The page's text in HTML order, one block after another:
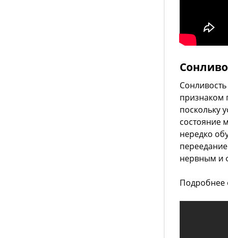
признаком
поскольку
состояние
нередко
нервным и
Подробнее